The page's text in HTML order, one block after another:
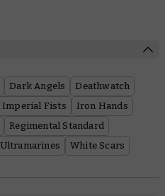
Dark Angels
Deathwatch
Imperial Fists
Iron Hands
Regimental Standard
Ultramarines White Scars